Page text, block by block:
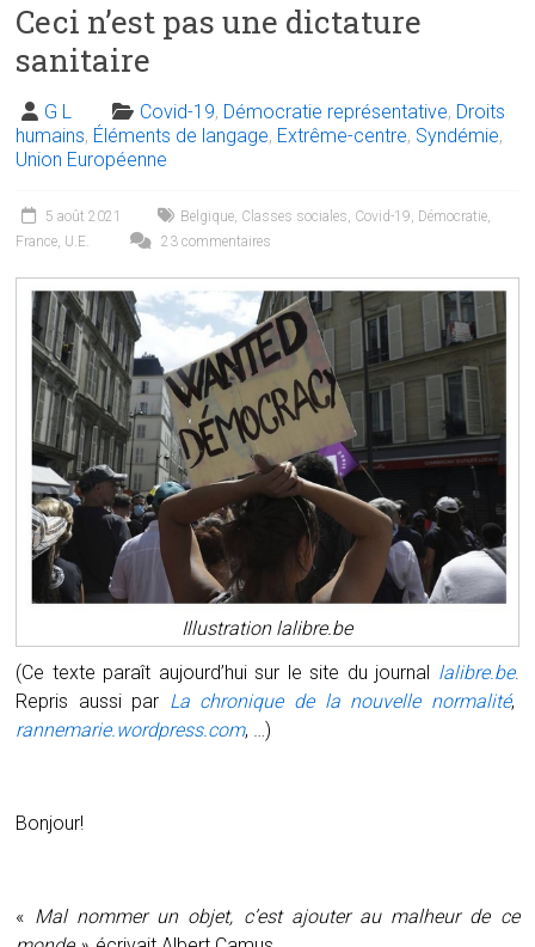
Ceci n’est pas une dictature
sanitaire
G L Covid-19, Démocratie représentative, Droits
humains, Éléments de langage, Extrême-centre, Syndémie,
Union Européenne
5 août 2021 Belgique, Classes sociales, Covid-19, Démocratie,
France, U.E. 23 commentaires
Illustration lalibre.be
(Ce texte paraît aujourd’hui sur le site du journal lalibre.be.
Repris aussi par La chronique de la nouvelle normalité,
rannemarie.wordpress.com, …)
Bonjour!
« Mal nommer un objet, c’est ajouter au malheur de ce